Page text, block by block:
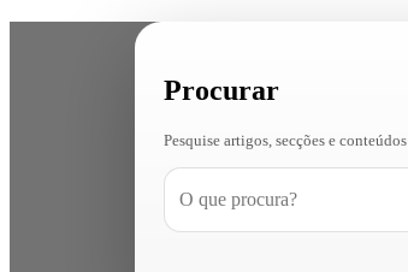
Procurar
Pesquise artigos, secções e conteúdos